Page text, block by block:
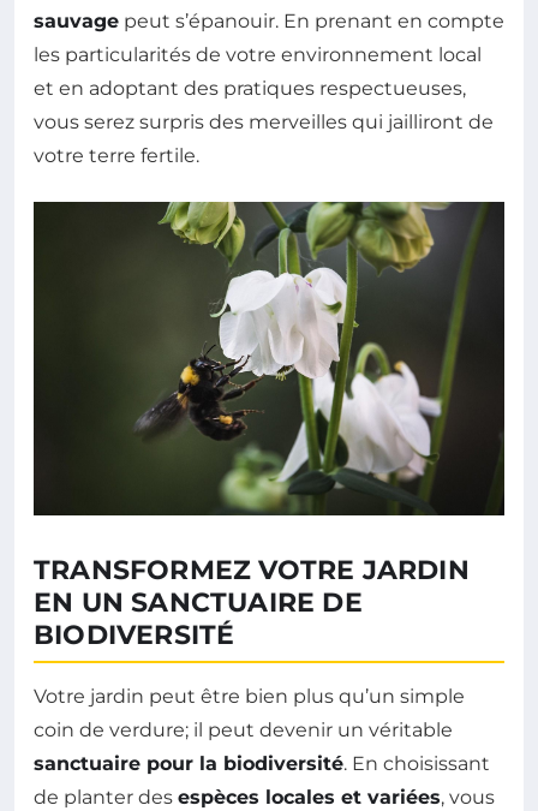
sauvage peut s’épanouir. En prenant en compte
les particularités de votre environnement local
et en adoptant des pratiques respectueuses,
vous serez surpris des merveilles qui jailliront de
votre terre fertile.
TRANSFORMEZ VOTRE JARDIN
EN UN SANCTUAIRE DE
BIODIVERSITÉ
Votre jardin peut être bien plus qu’un simple
coin de verdure; il peut devenir un véritable
sanctuaire pour la biodiversité. En choisissant
de planter des espèces locales et variées, vous